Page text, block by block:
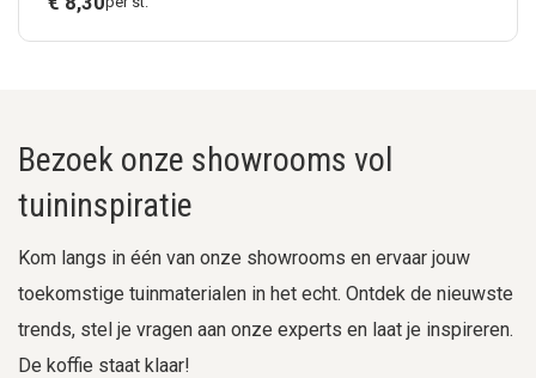
Bezoek onze showrooms vol
tuininspiratie
Kom langs in één van onze showrooms en ervaar jouw
toekomstige tuinmaterialen in het echt. Ontdek de nieuwste
trends, stel je vragen aan onze experts en laat je inspireren.
De koffie staat klaar!